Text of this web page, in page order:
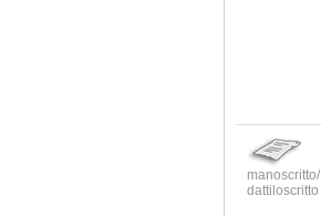
manoscritto/
dattiloscritto